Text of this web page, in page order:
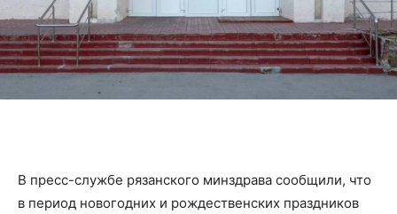
В пресс-службе рязанского минздрава сообщили, что
в период новогодних и рождественских праздников